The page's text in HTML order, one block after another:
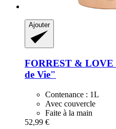
Ajouter
FORREST & LOVE
de Vie"
Contenance : 1L
Avec couvercle
Faite à la main
52,99 €